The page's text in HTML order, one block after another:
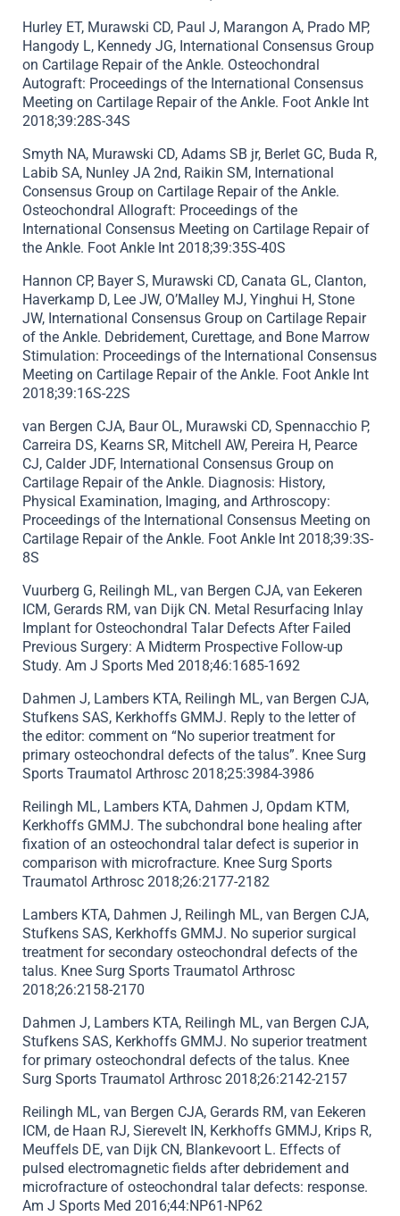
Hurley ET, Murawski CD, Paul J, Marangon A, Prado MP,
Hangody L, Kennedy JG, International Consensus Group
on Cartilage Repair of the Ankle. Osteochondral
Autograft: Proceedings of the International Consensus
Meeting on Cartilage Repair of the Ankle. Foot Ankle Int
2018;39:28S-34S
Smyth NA, Murawski CD, Adams SB jr, Berlet GC, Buda R,
Labib SA, Nunley JA 2nd, Raikin SM, International
Consensus Group on Cartilage Repair of the Ankle.
Osteochondral Allograft: Proceedings of the
International Consensus Meeting on Cartilage Repair of
the Ankle. Foot Ankle Int 2018;39:35S-40S
Hannon CP, Bayer S, Murawski CD, Canata GL, Clanton,
Haverkamp D, Lee JW, O’Malley MJ, Yinghui H, Stone
JW, International Consensus Group on Cartilage Repair
of the Ankle. Debridement, Curettage, and Bone Marrow
Stimulation: Proceedings of the International Consensus
Meeting on Cartilage Repair of the Ankle. Foot Ankle Int
2018;39:16S-22S
van Bergen CJA, Baur OL, Murawski CD, Spennacchio P,
Carreira DS, Kearns SR, Mitchell AW, Pereira H, Pearce
CJ, Calder JDF, International Consensus Group on
Cartilage Repair of the Ankle. Diagnosis: History,
Physical Examination, Imaging, and Arthroscopy:
Proceedings of the International Consensus Meeting on
Cartilage Repair of the Ankle. Foot Ankle Int 2018;39:3S-
8S
Vuurberg G, Reilingh ML, van Bergen CJA, van Eekeren
ICM, Gerards RM, van Dijk CN. Metal Resurfacing Inlay
Implant for Osteochondral Talar Defects After Failed
Previous Surgery: A Midterm Prospective Follow-up
Study. Am J Sports Med 2018;46:1685-1692
Dahmen J, Lambers KTA, Reilingh ML, van Bergen CJA,
Stufkens SAS, Kerkhoffs GMMJ. Reply to the letter of
the editor: comment on “No superior treatment for
primary osteochondral defects of the talus”. Knee Surg
Sports Traumatol Arthrosc 2018;25:3984-3986
Reilingh ML, Lambers KTA, Dahmen J, Opdam KTM,
Kerkhoffs GMMJ. The subchondral bone healing after
fixation of an osteochondral talar defect is superior in
comparison with microfracture. Knee Surg Sports
Traumatol Arthrosc 2018;26:2177-2182
Lambers KTA, Dahmen J, Reilingh ML, van Bergen CJA,
Stufkens SAS, Kerkhoffs GMMJ. No superior surgical
treatment for secondary osteochondral defects of the
talus. Knee Surg Sports Traumatol Arthrosc
2018;26:2158-2170
Dahmen J, Lambers KTA, Reilingh ML, van Bergen CJA,
Stufkens SAS, Kerkhoffs GMMJ. No superior treatment
for primary osteochondral defects of the talus. Knee
Surg Sports Traumatol Arthrosc 2018;26:2142-2157
Reilingh ML, van Bergen CJA, Gerards RM, van Eekeren
ICM, de Haan RJ, Sierevelt IN, Kerkhoffs GMMJ, Krips R,
Meuffels DE, van Dijk CN, Blankevoort L. Effects of
pulsed electromagnetic fields after debridement and
microfracture of osteochondral talar defects: response.
Am J Sports Med 2016;44:NP61-NP62